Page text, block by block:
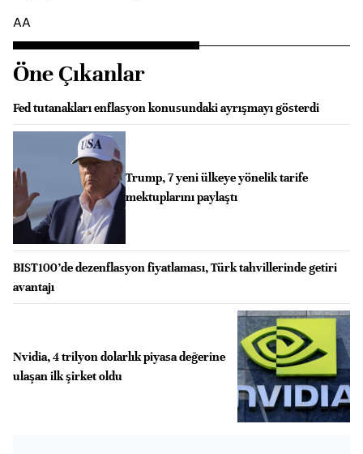
AA
Öne Çıkanlar
Fed tutanakları enflasyon konusundaki ayrışmayı gösterdi
Trump, 7 yeni ülkeye yönelik tarife
mektuplarını paylaştı
BIST100’de dezenflasyon fiyatlaması, Türk tahvillerinde getiri
avantajı
Nvidia, 4 trilyon dolarlık piyasa değerine
ulaşan ilk şirket oldu